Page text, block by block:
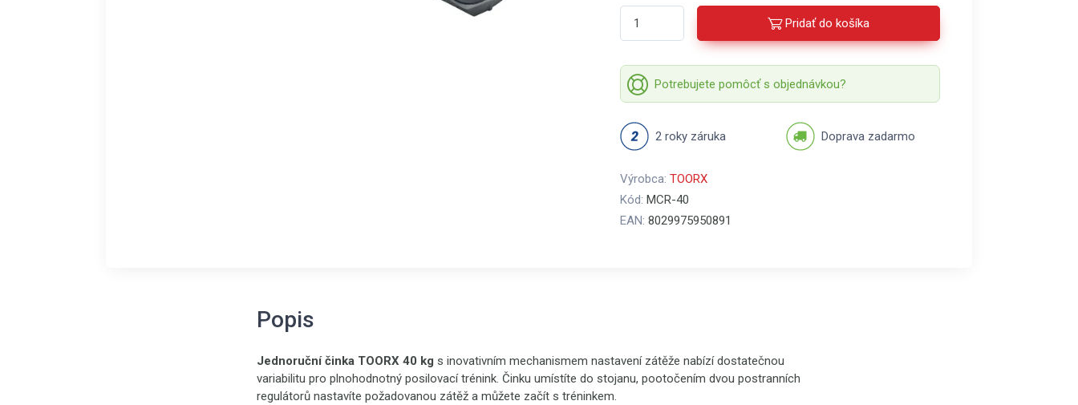
Pridať do košíka
Potrebujete pomôcť s objednávkou?
2 roky záruka Doprava zadarmo
Výrobca: TOORX
Kód: MCR-40
EAN: 8029975950891
Popis
Jednoruční činka TOORX 40 kg s inovativním mechanismem nastavení zátěže nabízí dostatečnou
variabilitu pro plnohodnotný posilovací trénink. Činku umístíte do stojanu, pootočením dvou postranních
regulátorů nastavíte požadovanou zátěž a můžete začít s tréninkem.